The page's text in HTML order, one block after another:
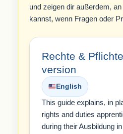
und zeigen dir außerdem,
kannst, wenn Fragen oder
Rechte &
version
English
This guide explains, in
rights and duties
during their Ausbildung